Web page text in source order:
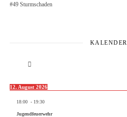
#49 Sturmschaden
KALENDER
12. August 2026
18:00 - 19:30
Jugendfeuerwehr